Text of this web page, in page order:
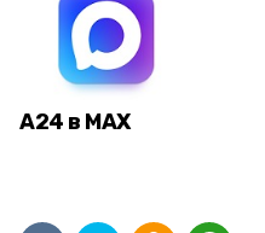
А24 в MAX